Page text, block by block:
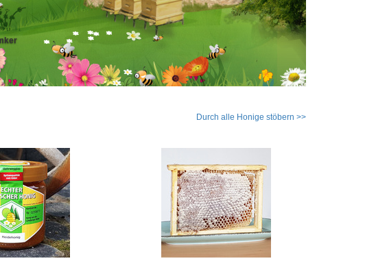
Durch alle Honige stöbern >>